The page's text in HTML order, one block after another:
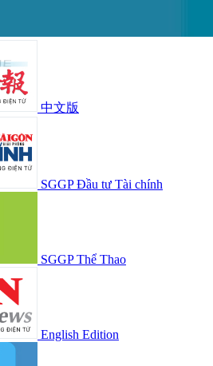
中文版
SGGP Đầu tư Tài chính
SGGP Thể Thao
English Edition